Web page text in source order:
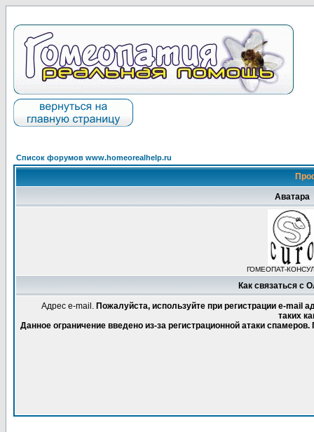
Список форумов www.homeorealhelp.ru
Аватара
ГОМЕОПАТ-
Как связаться с
Адрес e-mail. Пожалуйста, используйте при регистрации e-mail
таких
Данное ограничение введено из-за регистрационной атаки